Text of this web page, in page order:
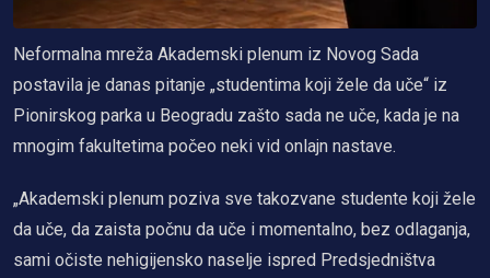
Neformalna mreža Akademski plenum iz Novog Sada
postavila je danas pitanje „studentima koji žele da uče“ iz
Pionirskog parka u Beogradu zašto sada ne uče, kada je na
mnogim fakultetima počeo neki vid onlajn nastave.
„Akademski plenum poziva sve takozvane studente koji žele
da uče, da zaista počnu da uče i momentalno, bez odlaganja,
sami očiste nehigijensko naselje ispred Predsjedništva